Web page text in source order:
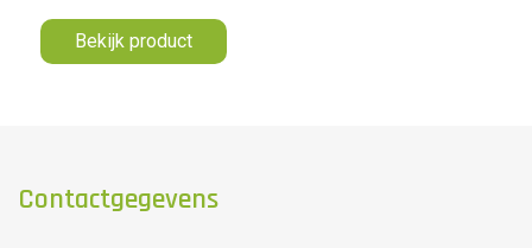
Bekijk product
Contactgegevens